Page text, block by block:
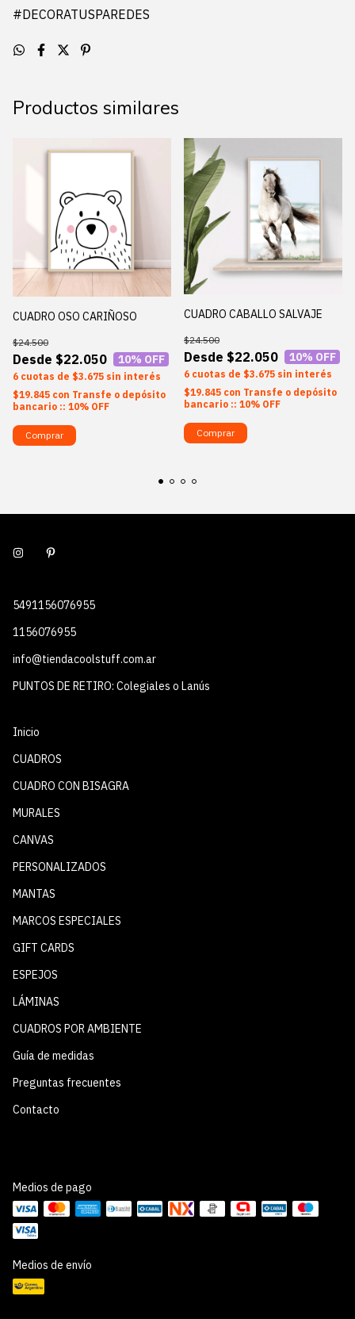
#DECORATUSPAREDES
Productos similares
CUADRO OSO CARIÑOSO
$22.050
$24.500
10% OFF
6 $3.675 sin interés
$19.845 con Transfe o depósito
bancario :: 10% OFF
Comprar
CUADRO CABALLO SALVAJE
$22.050
$24.500
10% OFF
6 $3.675 sin interés
$19.845 con Transfe o depósito
bancario :: 10% OFF
Comprar
5491156076955
1156076955
info@tiendacoolstuff.com.ar
PUNTOS DE RETIRO: Colegiales o Lanús
Inicio
CUADROS
CUADRO CON BISAGRA
MURALES
CANVAS
PERSONALIZADOS
MANTAS
MARCOS ESPECIALES
GIFT CARDS
ESPEJOS
LÁMINAS
CUADROS POR AMBIENTE
Guía de medidas
Preguntas frecuentes
Contacto
Medios de pago
Medios de envío